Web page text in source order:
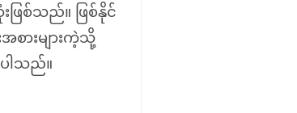
ြစ်သည်။ ဖြစ်နိုင်
အစားများကဲ့သို့
ါသည်။